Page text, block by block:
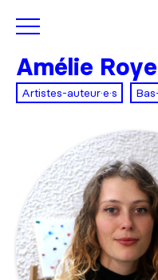
Amélie
Artistes-auteur·e·s